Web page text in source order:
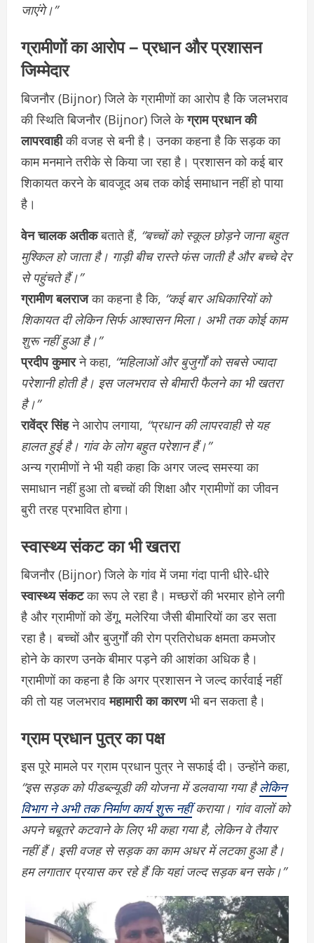
जाएंगे।”
ग्रामीणों का आरोप – प्रधान और प्रशासन
जिम्मेदार
बिजनौर (Bijnor) जिले के ग्रामीणों का आरोप है कि जलभराव
की स्थिति बिजनौर (Bijnor) जिले केग्राम प्रधान की
लापरवाहीकी वजह से बनी है। उनका कहना है कि सड़क का
काम मनमाने तरीके से किया जा रहा है। प्रशासन को कई बार
शिकायत करने के बावजूद अब तक कोई समाधान नहीं हो पाया
है।
वेन चालक अतीकबताते हैं, “बच्चों को स्कूल छोड़ने जाना बहुत
मुश्किल हो जाता है। गाड़ी बीच रास्ते फंस जाती है और बच्चे देर
से पहुंचते हैं।”
ग्रामीण बलराजका कहना है कि, “कई बार अधिकारियों को
शिकायत दी लेकिन सिर्फ आश्वासन मिला। अभी तक कोई काम
शुरू नहीं हुआ है।”
प्रदीप कुमारने कहा, “महिलाओं और बुजुर्गों को सबसे ज्यादा
परेशानी होती है। इस जलभराव से बीमारी फैलने का भी खतरा
है।”
रावेंद्र सिंहने आरोप लगाया, “प्रधान की लापरवाही से यह
हालत हुई है। गांव के लोग बहुत परेशान हैं।”
अन्य ग्रामीणों ने भी यही कहा कि अगर जल्द समस्या का
समाधान नहीं हुआ तो बच्चों की शिक्षा और ग्रामीणों का जीवन
बुरी तरह प्रभावित होगा।
स्वास्थ्य संकट का भी खतरा
बिजनौर (Bijnor) जिले के गांव में जमा गंदा पानी धीरे-धीरे
स्वास्थ्य संकटका रूप ले रहा है। मच्छरों की भरमार होने लगी
है और ग्रामीणों को डेंगू, मलेरिया जैसी बीमारियों का डर सता
रहा है। बच्चों और बुजुर्गों की रोग प्रतिरोधक क्षमता कमजोर
होने के कारण उनके बीमार पड़ने की आशंका अधिक है।
ग्रामीणों का कहना है कि अगर प्रशासन ने जल्द कार्रवाई नहीं
की तो यह जलभरावमहामारी का कारणभी बन सकता है।
ग्राम प्रधान पुत्र का पक्ष
इस पूरे मामले पर ग्राम प्रधान पुत्र ने सफाई दी। उन्होंने कहा,
“इस सड़क को पीडब्ल्यूडी की योजना में डलवाया गया हैलेकिन
विभाग ने अभी तक निर्माण कार्य शुरू नहींकराया। गांव वालों को
अपने चबूतरे कटवाने के लिए भी कहा गया है, लेकिन वे तैयार
नहीं हैं। इसी वजह से सड़क का काम अधर में लटका हुआ है।
हम लगातार प्रयास कर रहे हैं कि यहां जल्द सड़क बन सके।”